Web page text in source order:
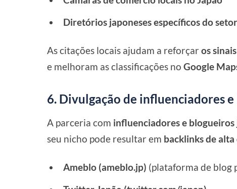
Diretórios japoneses específicos do setor
As citações locais ajudam a reforçaros
e melhoram as classificações noGoogle
6. Divulgação de influenciadores
A parceria com influenciadores e blogueiros
seu nicho pode resultar em backlinks de
Ameblo (ameblo.jp) (plataforma de blog